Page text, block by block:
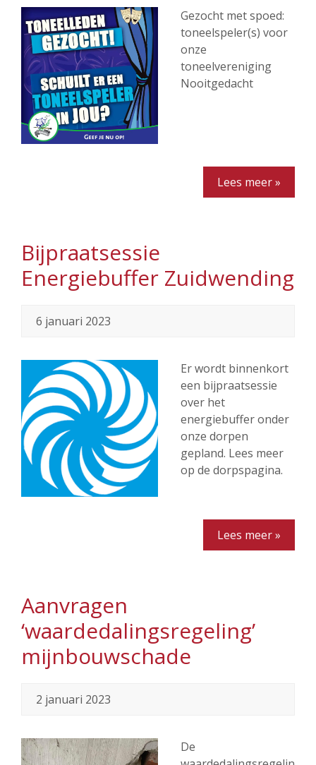
Gezocht met spoed:
toneelspeler(s) voor
onze
toneelvereniging
Nooitgedacht
Lees meer »
Bijpraatsessie
Energiebuffer Zuidwending
6 januari 2023
Er wordt binnenkort
een bijpraatsessie
over het
energiebuffer onder
onze dorpen
gepland. Lees meer
op de dorpspagina.
Lees meer »
Aanvragen
‘waardedalingsregeling’
mijnbouwschade
2 januari 2023
De